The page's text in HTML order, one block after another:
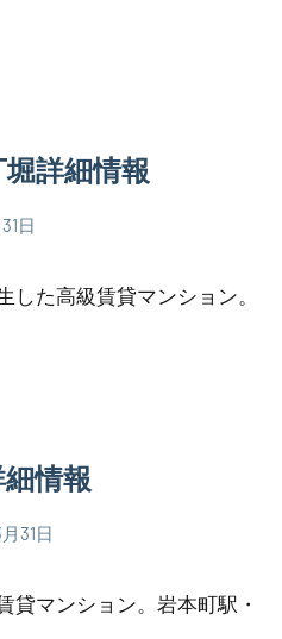
詳細情報
日
した高級賃貸マンション。
情報
31日
貸マンション。岩本町駅・